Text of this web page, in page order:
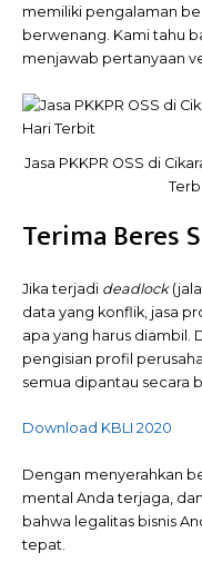
memiliki pengalaman
berwenang. Kami tahu
menjawab pertanyaan
Jasa PKKPR OSS di
Terima Beres
Jika terjadi deadlock
data yang konflik, jasa
apa yang harus diambil.
pengisian profil
semua dipantau secara
Download KBLI 2020
Dengan menyerahkan
mental Anda terjaga,
bahwa legalitas bisnis
tepat.